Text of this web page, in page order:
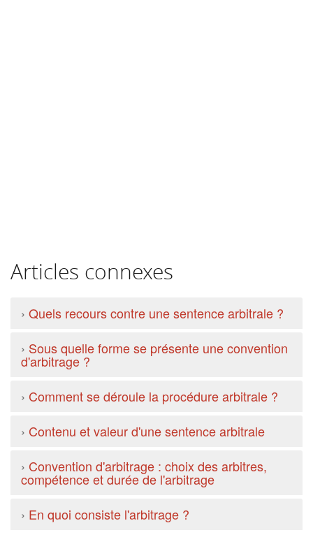
Articles connexes
› Quels recours contre une sentence arbitrale ?
› Sous quelle forme se présente une convention
d'arbitrage ?
› Comment se déroule la procédure arbitrale ?
› Contenu et valeur d'une sentence arbitrale
› Convention d'arbitrage : choix des arbitres,
compétence et durée de l'arbitrage
› En quoi consiste l'arbitrage ?